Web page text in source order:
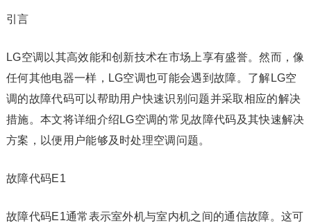
引言
LG空调以其高效能和创新技术在市场上享有盛誉。然而，像
任何其他电器一样，LG空调也可能会遇到故障。了解LG空
调的故障代码可以帮助用户快速识别问题并采取相应的解决
措施。本文将详细介绍LG空调的常见故障代码及其快速解决
方案，以便用户能够及时处理空调问题。
故障代码E1
故障代码E1通常表示室外机与室内机之间的通信故障。这可